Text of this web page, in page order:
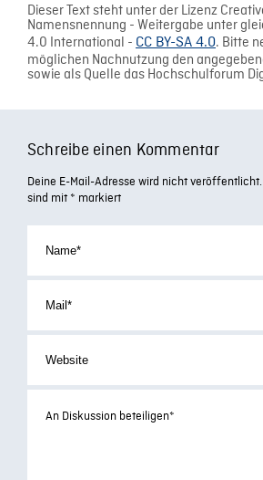
Dieser Text steht unter der Lizenz
Namensnennung - Weitergabe unter
4.0 International - CC BY-SA 4.0. Bitte
möglichen Nachnutzung den
sowie als Quelle das Hochschulforum
Schreibe einen Kommentar
Deine E-Mail-Adresse wird nicht veröffentlicht.
sind mit * markiert